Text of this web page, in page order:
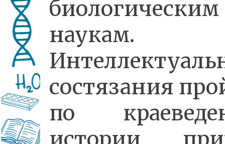
биологическим
наукам.
состязания
по